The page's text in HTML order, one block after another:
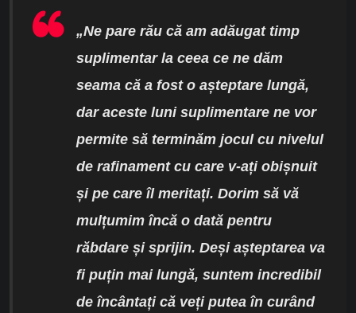
„Ne pare rău că am adăugat timp
suplimentar la ceea ce ne dăm
seama că a fost o așteptare lungă,
dar aceste luni suplimentare ne vor
permite să terminăm jocul cu nivelul
de rafinament cu care v-ați obișnuit
și pe care îl meritați. Dorim să vă
mulțumim încă o dată pentru
răbdare și sprijin. Deși așteptarea va
fi puțin mai lungă, suntem incredibil
de încântați că veți putea în curând